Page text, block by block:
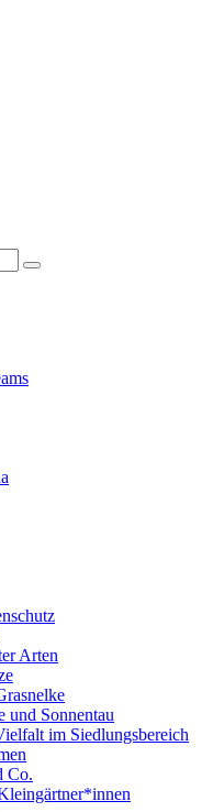
Arten
und Sonnentau
im Siedlungsbereich
Co.